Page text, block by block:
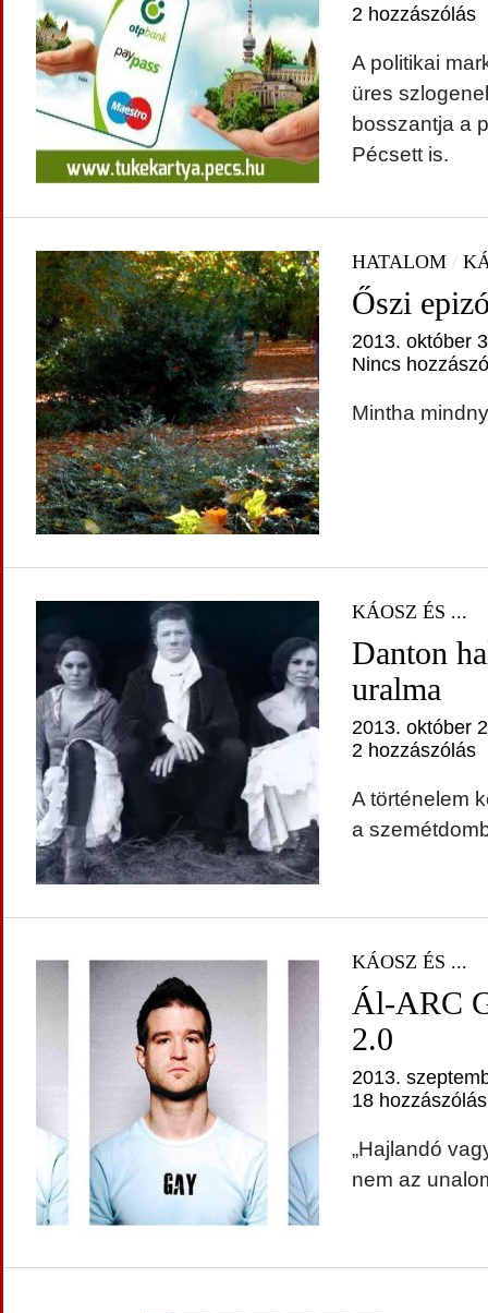
2 hozzászólás
A politikai
üres
bosszantja a
Pécsett is.
HATALOM/
Őszi
2013. október
Nincs
Mintha
KÁOSZ ÉS ...
Danton
uralma
2013. október
2 hozzászólás
A történelem
a
KÁOSZ ÉS ...
Ál-ARC
2.0
2013.
18 hozzászólás
„Hajlandó
nem az